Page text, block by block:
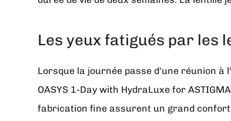
Les yeux fatigués par les
Lorsque la journée passe d'une réunion à
OASYS 1-Day with HydraLuxe for
fabrication fine assurent un grand